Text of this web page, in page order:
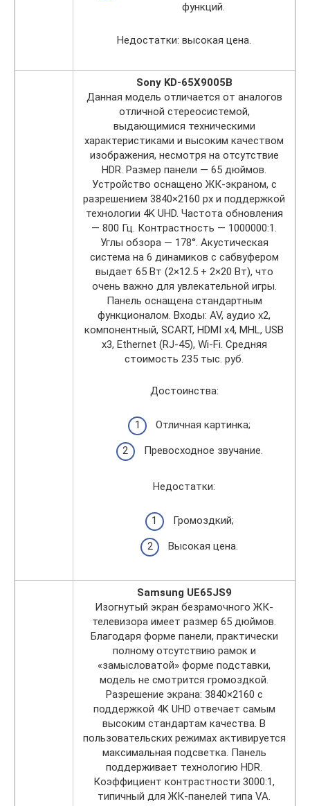
функций.
Недостатки: высокая цена.
Sony KD-65X9005B
Данная модель отличается от аналогов
отличной стереосистемой,
выдающимися техническими
характеристиками и высоким качеством
изображения, несмотря на отсутствие
HDR. Размер панели — 65 дюймов.
Устройство оснащено ЖК-экраном, с
разрешением 3840×2160 px и поддержкой
технологии 4K UHD. Частота обновления
— 800 Гц. Контрастность — 1000000:1.
Углы обзора — 178°. Акустическая
система на 6 динамиков с сабвуфером
выдает 65 Вт (2×12.5 + 2×20 Вт), что
очень важно для увлекательной игры.
Панель оснащена стандартным
функционалом. Входы: AV, аудио x2,
компонентный, SCART, HDMI x4, MHL, USB
x3, Ethernet (RJ-45), Wi-Fi. Средняя
стоимость 235 тыс. руб.
Достоинства:
Отличная картинка;
Превосходное звучание.
Недостатки:
Громоздкий;
Высокая цена.
Samsung UE65JS9
Изогнутый экран безрамочного ЖК-
телевизора имеет размер 65 дюймов.
Благодаря форме панели, практически
полному отсутствию рамок и
«замысловатой» форме подставки,
модель не смотрится громоздкой.
Разрешение экрана: 3840×2160 с
поддержкой 4K UHD отвечает самым
высоким стандартам качества. В
пользовательских режимах активируется
максимальная подсветка. Панель
поддерживает технологию HDR.
Коэффициент контрастности 3000:1,
типичный для ЖК-панелей типа VA.